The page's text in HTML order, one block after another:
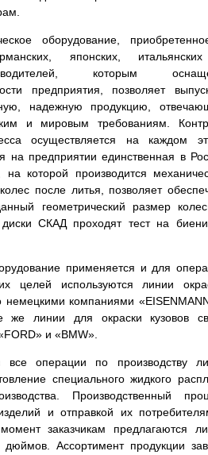
оборудование,
японских,
которым
предприятия, позволяет
надежную продукцию,
и мировым требованиям.
осуществляется на каждом
на предприятии единственная в
на которой производится
после литья, позволяет
геометрический размер
СКАД проходят тест на
применяется и для
целей используются линии
немецкими компаниями
же линии для окраски кузовов
и «BMW».
операции по производству
специального жидкого
Производственный
и отправкой их
заказчикам предлагаются
Ассортимент продукции